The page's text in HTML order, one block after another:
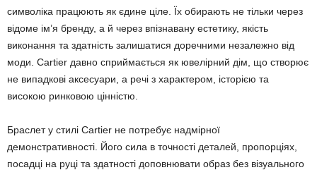
символіка працюють як єдине ціле. Їх обирають не тільки через
відоме ім’я бренду, а й через впізнавану естетику, якість
виконання та здатність залишатися доречними незалежно від
моди. Cartier давно сприймається як ювелірний дім, що створює
не випадкові аксесуари, а речі з характером, історією та
високою ринковою цінністю.
Браслет у стилі Cartier не потребує надмірної
демонстративності. Його сила в точності деталей, пропорціях,
посадці на руці та здатності доповнювати образ без візуального